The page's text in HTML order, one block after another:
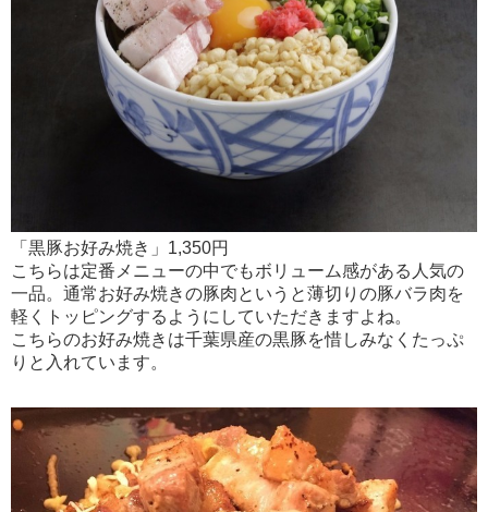
「黒豚お好み焼き」1,350円
こちらは定番メニューの中でもボリューム感がある人気の
一品。通常お好み焼きの豚肉というと薄切りの豚バラ肉を
軽くトッピングするようにしていただきますよね。
こちらのお好み焼きは千葉県産の黒豚を惜しみなくたっぷ
りと入れています。